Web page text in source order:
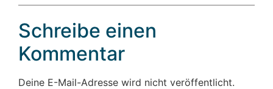
Schreibe einen
Kommentar
Deine E-Mail-Adresse wird nicht veröffentlicht.